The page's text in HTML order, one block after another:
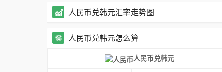
人民币兑韩元汇率走势图
人民币兑韩元怎么算
人民币兑韩元